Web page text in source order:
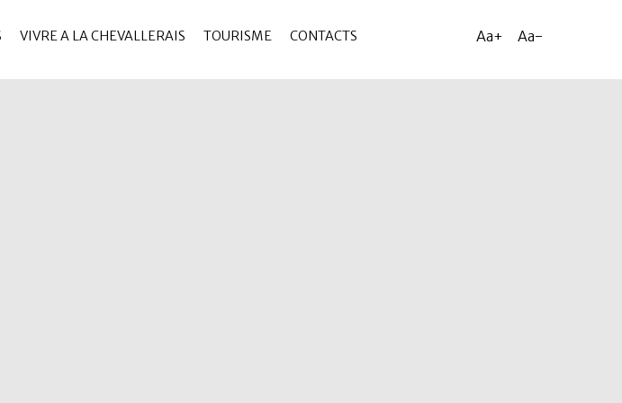
VIVRE A LA CHEVALLERAIS TOURISME CONTACTS Aa+ Aa-